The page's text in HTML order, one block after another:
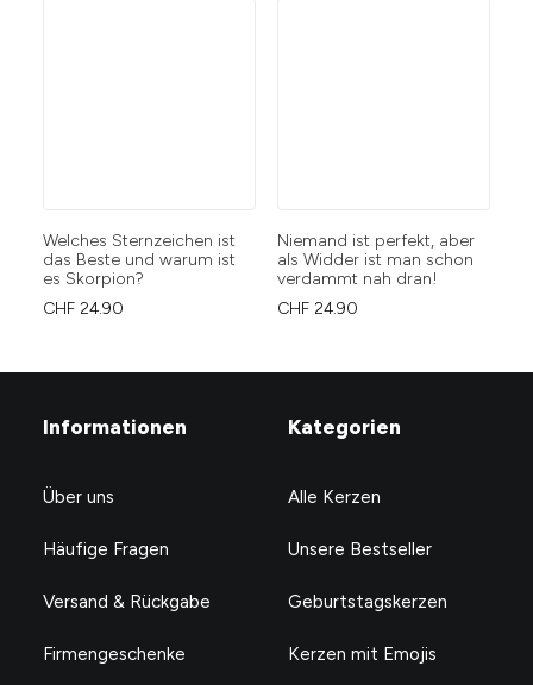
Welches Sternzeichen ist
das Beste und warum ist
es Skorpion?
CHF 24.90
Niemand ist perfekt, aber
als Widder ist man schon
verdammt nah dran!
CHF 24.90
Informationen
Über uns
Häufige Fragen
Versand & Rückgabe
Firmengeschenke
Kategorien
Alle Kerzen
Unsere Bestseller
Geburtstagskerzen
Kerzen mit Emojis